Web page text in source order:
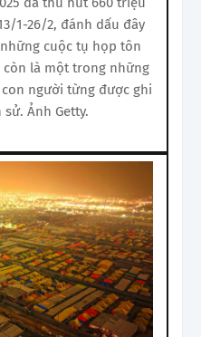
1-26/2, đánh dấu đây
cuộc tụ họp tôn
là một trong những
người từng được ghi
Ảnh Getty.